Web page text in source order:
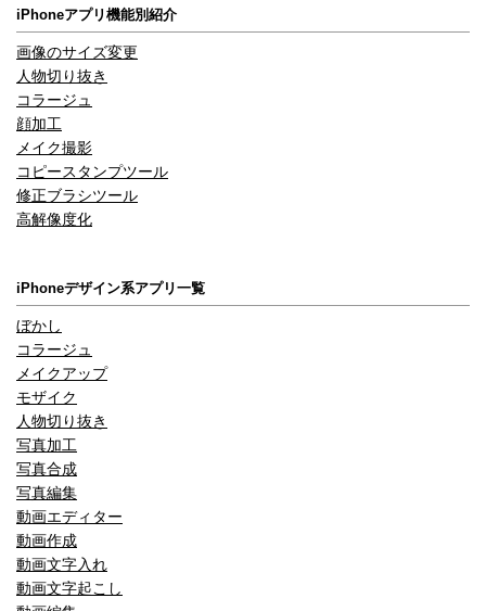
iPhoneアプリ機能別紹介
画像のサイズ変更
人物切り抜き
コラージュ
顔加工
メイク撮影
コピースタンプツール
修正ブラシツール
高解像度化
iPhoneデザイン系アプリ一覧
ぼかし
コラージュ
メイクアップ
モザイク
人物切り抜き
写真加工
写真合成
写真編集
動画エディター
動画作成
動画文字入れ
動画文字起こし